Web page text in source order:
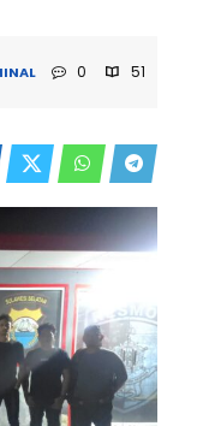
0 51